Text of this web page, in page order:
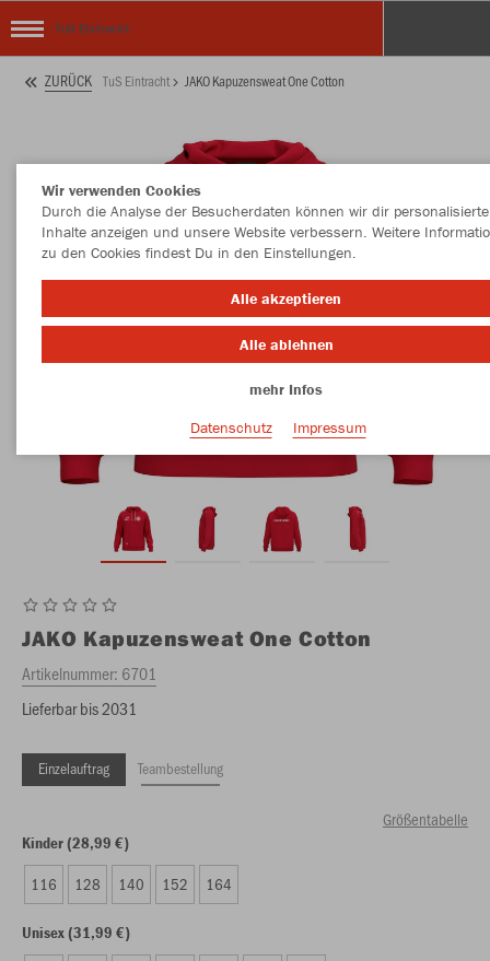
TuS Eintracht
ZURÜCK TuS Eintracht JAKO Kapuzensweat One Cotton
JAKO Kapuzensweat One Cotton
Artikelnummer: 6701
Lieferbar bis 2031
Einzelauftrag Teambestellung
Größentabelle
Kinder (28,99 €)
116 128 140 152 164
Unisex (31,99 €)
Wir verwenden Cookies
Durch die Analyse der Besucherdaten können wir dir personalisierte
Inhalte anzeigen und unsere Website verbessern. Weitere
zu den Cookies findest Du in den Einstellungen.
Alle akzeptieren
Alle ablehnen
mehr Infos
Datenschutz
Impressum